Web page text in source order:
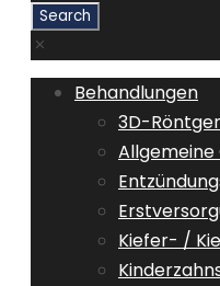
Behandlungen
3D-
Kiefer- /